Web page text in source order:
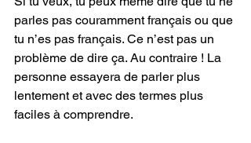
parles pas couramment français ou que
tu n’es pas français. Ce n’est pas un
problème de dire ça. Au contraire ! La
personne essayera de parler plus
lentement et avec des termes plus
faciles à comprendre.